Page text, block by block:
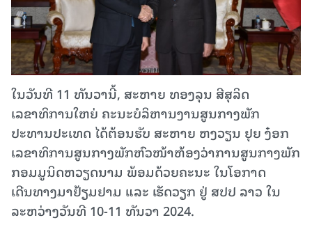
ໃນວັນທີ 11 ທັນວານີ້, ສະຫາຍ ທອງລຸນ ສີສຸລິດ
ເລຂາທິການໃຫຍ່ ຄະນະບໍລິຫານງານສູນກາງພັກ
ປະທານປະເທດ ໄດ້ຕ້ອນຮັບ ສະຫາຍ ຫງວຽນ ຢຸຍ ງ໋ອກ
ເລຂາທິການສູນກາງພັກຫົວໜ້າຫ້ອງວ່າການສູນກາງພັກ
ກອມມູນິດຫວຽດນາມ ພ້ອມດ້ວຍຄະນະ ໃນໂອກາດ
ເດີນທາງມາຢ້ຽມຢາມ ແລະ ເຮັດວຽກ ຢູ່ ສປປ ລາວ ໃນ
ລະຫວ່າງວັນທີ 10-11 ທັນວາ 2024.